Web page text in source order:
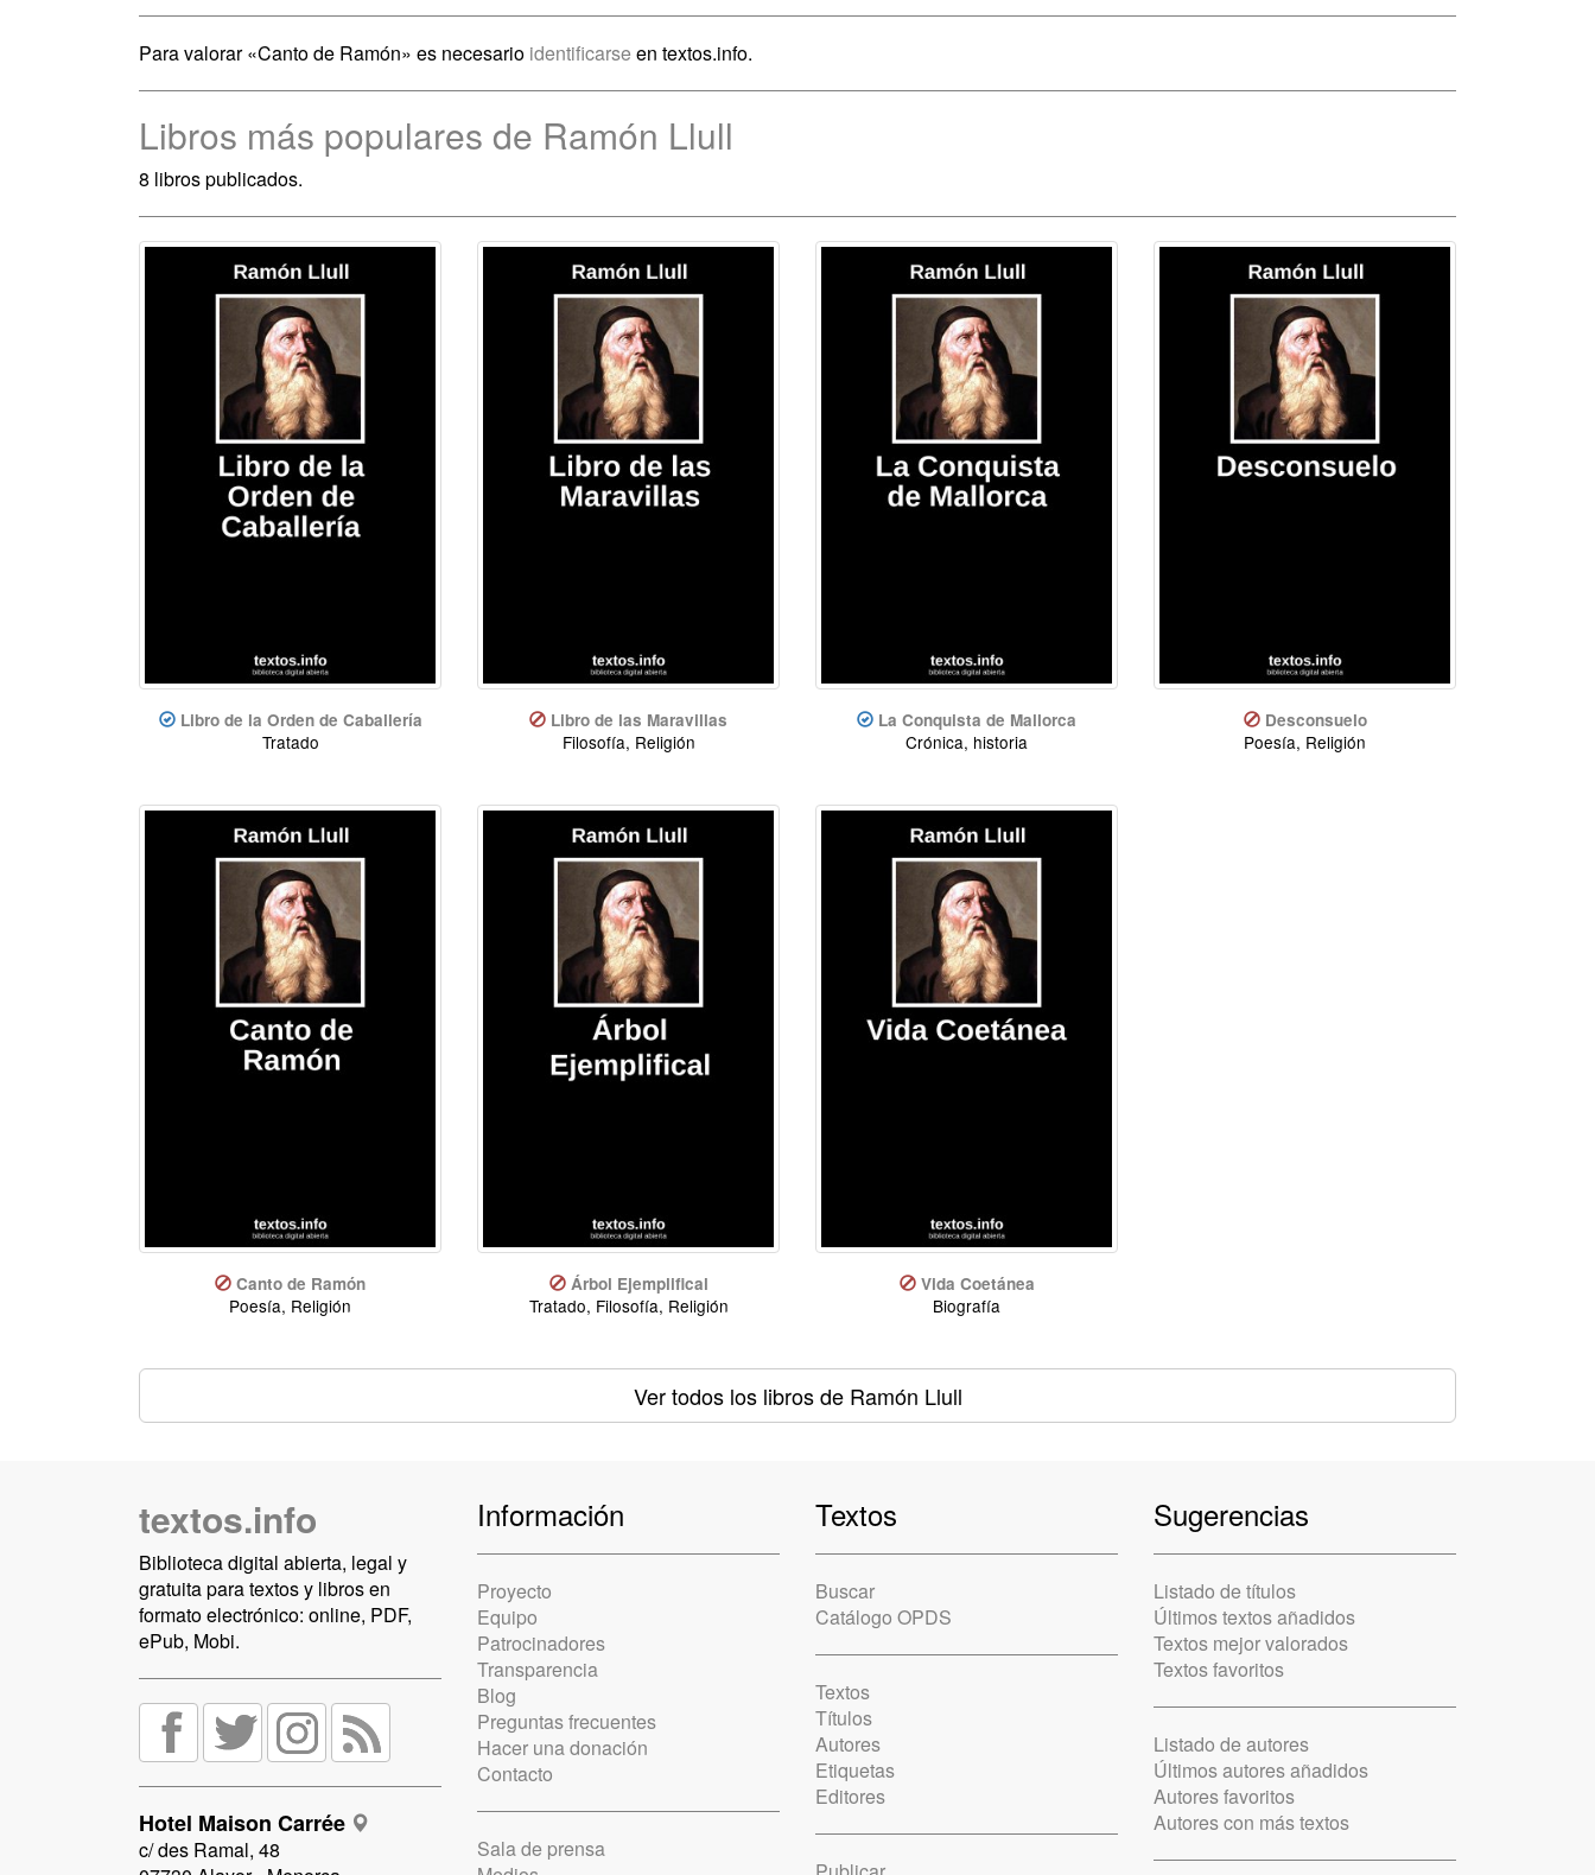
Para valorar «Canto de Ramón» es necesario identificarse en textos.info.
Libros más populares de Ramón Llull
8 libros publicados.
Libro de la Orden de Caballería
Tratado
Libro de las Maravillas
Filosofía, Religión
La Conquista de Mallorca
Crónica, historia
Desconsuelo
Poesía, Religión
Canto de Ramón
Poesía, Religión
Árbol Ejemplifical
Tratado, Filosofía, Religión
Vida Coetánea
Biografía
Ver todos los librosde Ramón Llull
textos.info
Biblioteca digital abierta, legal y
gratuita para textos y libros en
formato electrónico: online, PDF,
ePub, Mobi.
Hotel Maison Carrée
c/ des Ramal, 48
Información
Proyecto
Equipo
Patrocinadores
Transparencia
Blog
Preguntas frecuentes
Hacer una donación
Contacto
Sala de prensa
Textos
Buscar
Catálogo OPDS
Textos
Títulos
Autores
Etiquetas
Editores
Sugerencias
Listado de títulos
Últimos textos añadidos
Textos mejor valorados
Textos favoritos
Listado de autores
Últimos autores añadidos
Autores favoritos
Autores con más textos